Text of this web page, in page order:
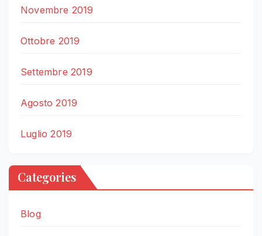
Novembre 2019
Ottobre 2019
Settembre 2019
Agosto 2019
Luglio 2019
Categories
Blog